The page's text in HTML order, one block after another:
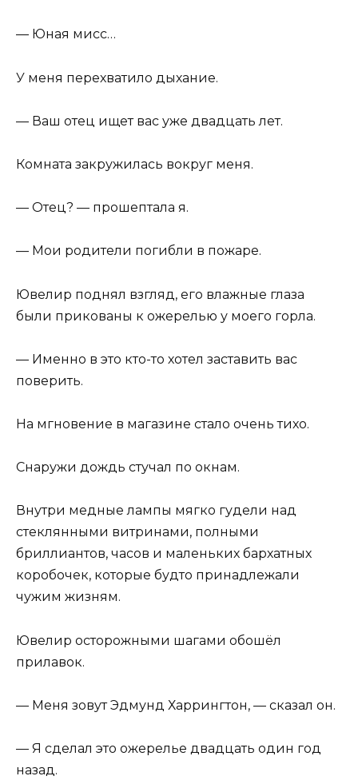
— Юная мисс…
У меня перехватило дыхание.
— Ваш отец ищет вас уже двадцать лет.
Комната закружилась вокруг меня.
— Отец? — прошептала я.
— Мои родители погибли в пожаре.
Ювелир поднял взгляд, его влажные глаза
были прикованы к ожерелью у моего горла.
— Именно в это кто-то хотел заставить вас
поверить.
На мгновение в магазине стало очень тихо.
Снаружи дождь стучал по окнам.
Внутри медные лампы мягко гудели над
стеклянными витринами, полными
бриллиантов, часов и маленьких бархатных
коробочек, которые будто принадлежали
чужим жизням.
Ювелир осторожными шагами обошёл
прилавок.
— Меня зовут Эдмунд Харрингтон, — сказал он.
— Я сделал это ожерелье двадцать один год
назад.